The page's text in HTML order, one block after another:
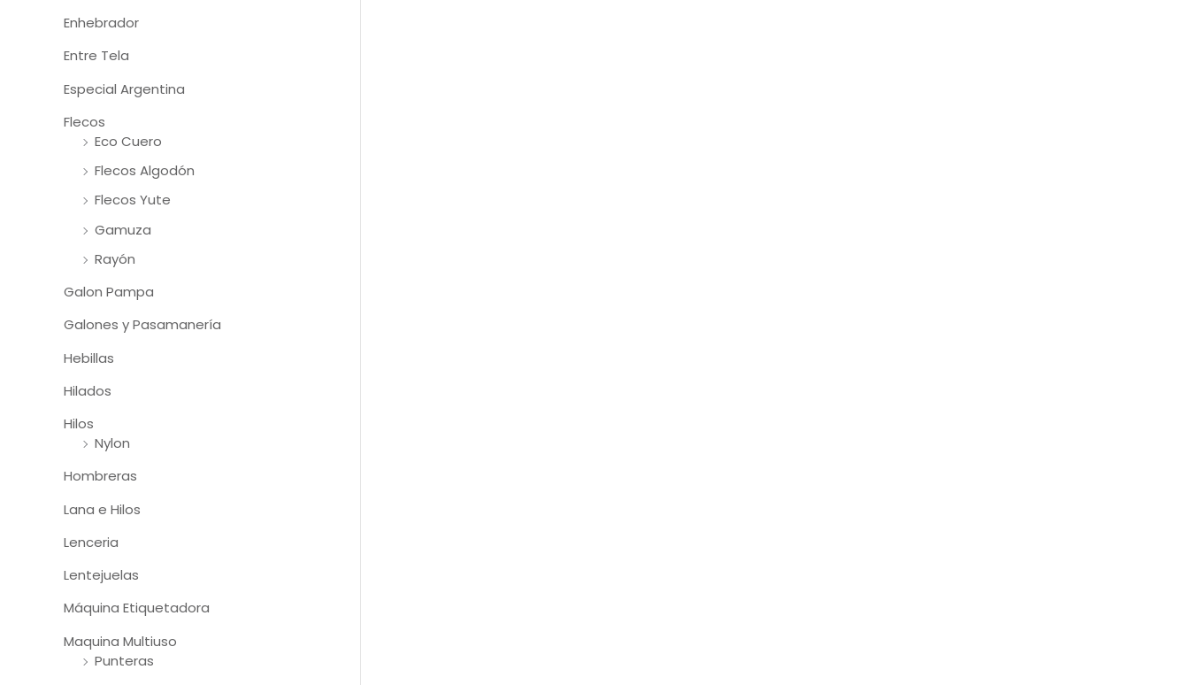
Enhebrador
Entre Tela
Especial Argentina
Flecos
Eco Cuero
Flecos Algodón
Flecos Yute
Gamuza
Rayón
Galon Pampa
Galones y Pasamanería
Hebillas
Hilados
Hilos
Nylon
Hombreras
Lana e Hilos
Lenceria
Lentejuelas
Máquina Etiquetadora
Maquina Multiuso
Punteras